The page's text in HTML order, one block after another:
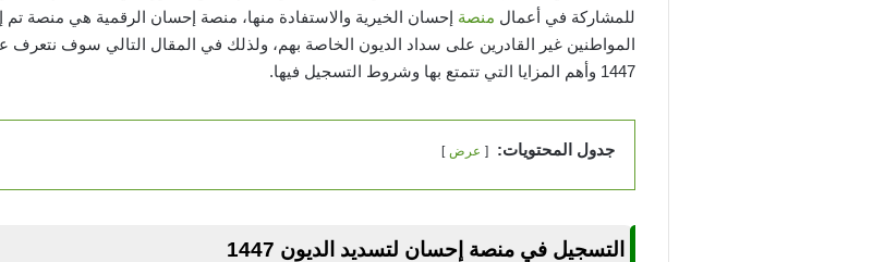
للمشاركة في أعمال منصة إحسان الخيرية والاستفادة منها، منصة إحسان الرقمية هي منصة
المواطنين غير القادرين على سداد الديون الخاصة بهم، ولذلك في المقال التالي سوف
1447 وأهم المزايا التي تتمتع بها وشروط التسجيل فيها.
جدول المحتويات: عرض
التسجيل في منصة إحسان لتسديد الديون 1447